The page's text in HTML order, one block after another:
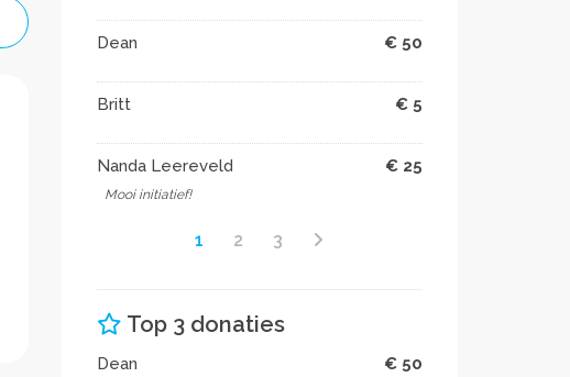
Dean € 50
Britt € 5
Nanda Leereveld € 25
Mooi initiatief!
1 2 3
Top 3 donaties
Dean € 50